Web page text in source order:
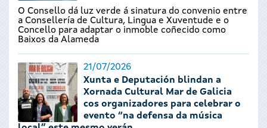
O Consello dá luz verde á sinatura do convenio entre
a Consellería de Cultura, Lingua e Xuventude e o
Concello para adaptar o inmoble coñecido como
Baixos da Alameda
21/07/2026
Xunta e Deputación blindan a
Xornada Cultural Mar de Galicia
cos organizadores para celebrar o
evento “na defensa da música